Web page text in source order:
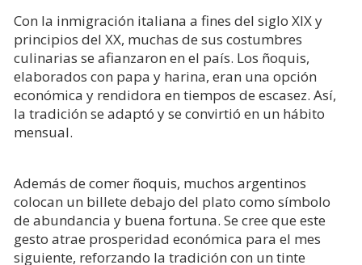
Con la inmigración italiana a fines del siglo XIX y
principios del XX, muchas de sus costumbres
culinarias se afianzaron en el país. Los ñoquis,
elaborados con papa y harina, eran una opción
económica y rendidora en tiempos de escasez. Así,
la tradición se adaptó y se convirtió en un hábito
mensual.
Además de comer ñoquis, muchos argentinos
colocan un billete debajo del plato como símbolo
de abundancia y buena fortuna. Se cree que este
gesto atrae prosperidad económica para el mes
siguiente, reforzando la tradición con un tinte